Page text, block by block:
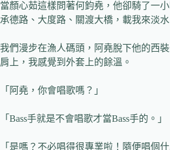
當顏心茹這樣問著何鈞堯，他卻騎了一
承德路、大度路、關渡大橋，載我來淡水
我們漫步在漁人碼頭，阿堯脫下他的西
肩上，我感覺到外套上的餘溫。
「阿堯，你會唱歌嗎？」
「Bass手就是不會唱歌才當Bass手的。」
「是嗎？不必唱得很專業啦！隨便唱個什